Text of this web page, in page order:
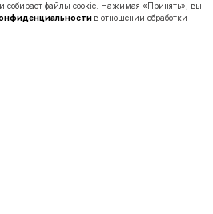
собирает файлы cookie. Нажимая «Принять», вы
в отношении обработки